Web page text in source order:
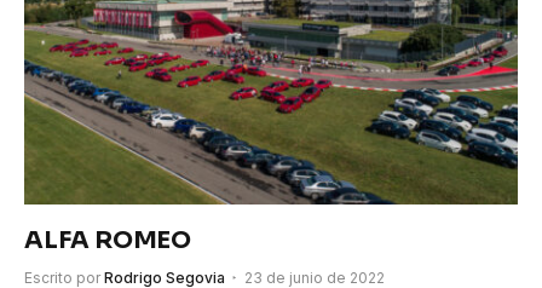
ALFA ROMEO
Escrito por Rodrigo Segovia
23 de junio de 2022